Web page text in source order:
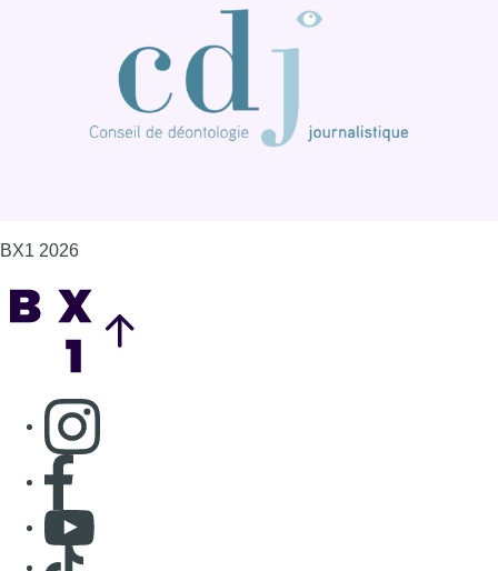
BX1 2026
Consulter page Instagram
Consulter page Facebook
Consulter Youtube
Consulter TikTok